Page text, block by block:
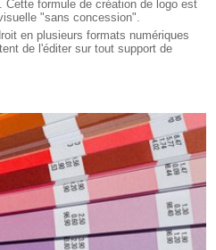
formule de création de logo est
"sans concession".
en plusieurs formats numériques
de l'éditer sur tout support de